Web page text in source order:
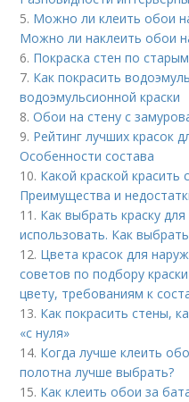
5. Можно ли клеить обои
Можно ли наклеить обои
6. Покраска стен по
7. Как покрасить
водоэмульсионной краски
8.Обои на стену с
9. Рейтинг лучших красок
Особенности состава
10. Какой краской красить
Преимущества и
11. Как выбрать краску
использовать. Как
12. Цвета красок для
советов по подбору
цвету, требованиям к
13. Как покрасить стены,
«с нуля»
14. Когда лучше клеить
полотна лучше выбрать?
15. Как клеить обои за